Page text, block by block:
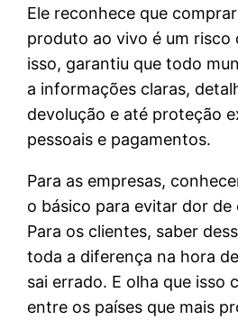
Ele reconhece que
produto ao vivo é um risco
isso, garantiu que todo
a informações claras,
devolução e até proteção
pessoais e pagamentos.
Para as empresas,
o básico para evitar dor de
Para os clientes, saber
toda a diferença na hora
sai errado. E olha que isso
entre os países que mais